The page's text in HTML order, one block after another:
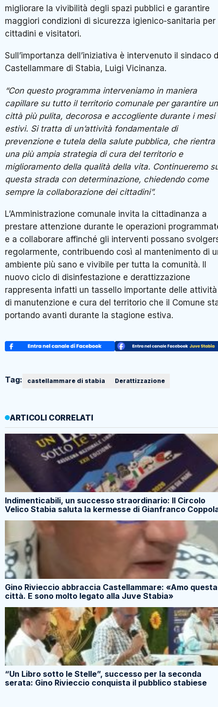
migliorare la vivibilità degli spazi pubblici e garantire
maggiori condizioni di sicurezza igienico-sanitaria per
cittadini e visitatori.
Sull’importanza dell’iniziativa è intervenuto il sindaco
Castellammare di Stabia, Luigi Vicinanza.
“Con questo programma interveniamo in maniera
capillare su tutto il territorio comunale per garantire
città più pulita, decorosa e accogliente durante i mesi
estivi. Si tratta di un’attività fondamentale di
prevenzione e tutela della salute pubblica, che rientra
una più ampia strategia di cura del territorio e
miglioramento della qualità della vita. Continueremo
questa strada con determinazione, chiedendo come
sempre la collaborazione dei cittadini”.
L’Amministrazione comunale invita la cittadinanza a
prestare attenzione durante le operazioni
e a collaborare affinché gli interventi possano
regolarmente, contribuendo così al mantenimento di
ambiente più sano e vivibile per tutta la comunità. Il
nuovo ciclo di disinfestazione e derattizzazione
rappresenta infatti un tassello importante delle attività
di manutenzione e cura del territorio che il Comune
portando avanti durante la stagione estiva.
Tag: castellammare di stabia Derattizzazione
ARTICOLI CORRELATI
Indimenticabili, un successo straordinario: Il Circolo
Velico Stabia saluta la kermesse di Gianfranco
Gino Rivieccio abbraccia Castellammare: «Amo questa
città. E sono molto legato alla Juve Stabia»
“Un Libro sotto le Stelle”, successo per la seconda
serata: Gino Rivieccio conquista il pubblico stabiese